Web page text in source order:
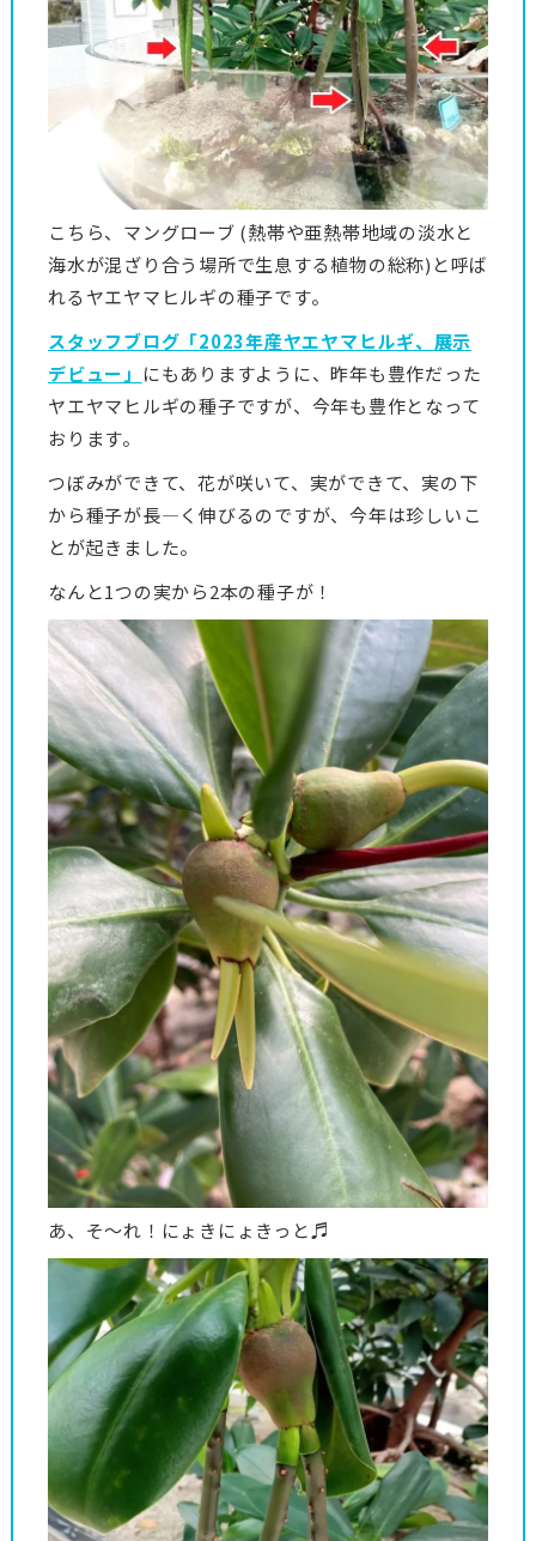
こちら、マングローブ (熱帯や亜熱帯地域の淡水と
海水が混ざり合う場所で生息する植物の総称)と呼ば
れるヤエヤマヒルギの種子です。
スタッフブログ「2023年産ヤエヤマヒルギ、展示
デビュー」 にもありますように、昨年も豊作だった
ヤエヤマヒルギの種子ですが、今年も豊作となって
おります。
つぼみができて、花が咲いて、実ができて、実の下
から種子が長―く伸びるのですが、今年は珍しいこ
とが起きました。
なんと1つの実から2本の種子が！
あ、そ～れ！にょきにょきっと♬